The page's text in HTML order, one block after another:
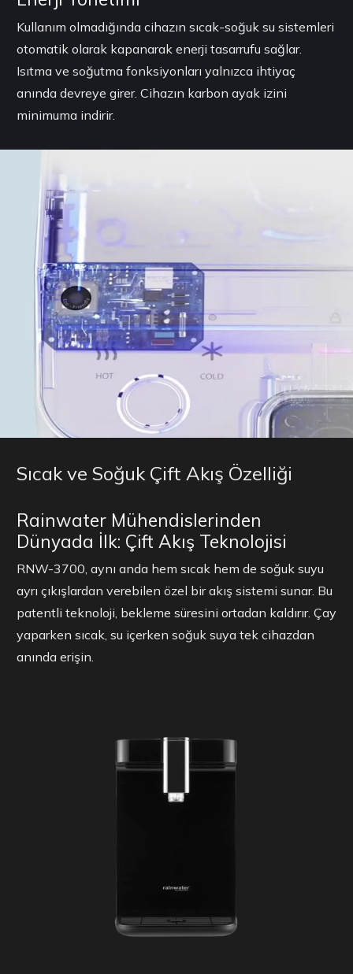
Kullanım olmadığında cihazın sıcak-soğuk su sistemleri
otomatik olarak kapanarak enerji tasarrufu sağlar.
Isıtma ve soğutma fonksiyonları yalnızca ihtiyaç
anında devreye girer. Cihazın karbon ayak izini
minimuma indirir.
Sıcak ve Soğuk Çift Akış Özelliği
Rainwater Mühendislerinden
Dünyada İlk: Çift Akış Teknolojisi
RNW-3700, aynı anda hem sıcak hem de soğuk suyu
ayrı çıkışlardan verebilen özel bir akış sistemi sunar. Bu
patentli teknoloji, bekleme süresini ortadan kaldırır. Çay
yaparken sıcak, su içerken soğuk suya tek cihazdan
anında erişin.